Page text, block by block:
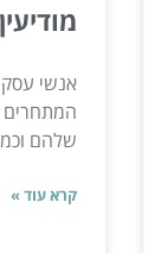
אנשי
המתחרים
שלהם
קרא עוד »